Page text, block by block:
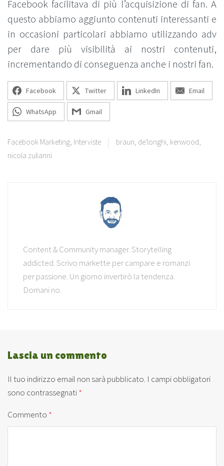
Facebook facilitava di più l’acquisizione di fan. A
questo abbiamo aggiunto contenuti interessanti e
in occasioni particolari abbiamo utilizzando adv
per dare più visibilità ai nostri contenuti,
incrementando di conseguenza anche i nostri fan.
Facebook Twitter LinkedIn Email
WhatsApp Gmail
Facebook Marketing Interviste braun de'longhi kenwood
nicola zulianni
Content & Community manager. Storytelling
addicted. Scrivo markette per campare e romanzi
per passione. Un giorno invertirò la tendenza.
Domani no.
Lascia un commento
Il tuo indirizzo email non sarà pubblicato. I campi obbligatori
sono contrassegnati*
Commento *